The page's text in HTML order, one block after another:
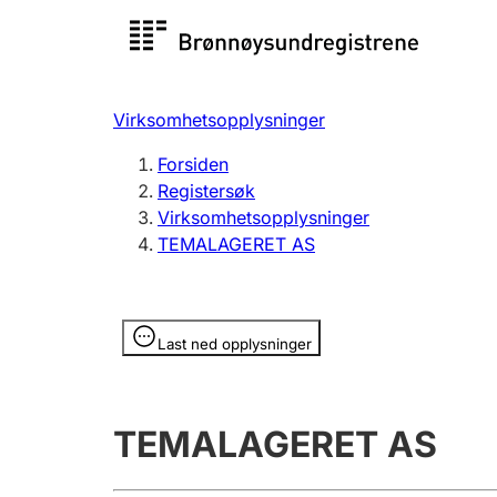
Registersøk
Registrere, endre, slette
Virksomhetsopplysninger
Forsiden
Registersøk
Virksomhetsopplysninger
TEMALAGERET AS
Last ned opplysninger
Opplysninger er skjult
TEMALAGERET AS